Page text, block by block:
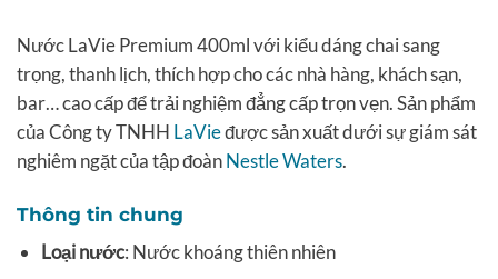
Nước LaVie Premium 400ml với kiểu dáng chai sang
trọng, thanh lịch, thích hợp cho các nhà hàng, khách sạn,
bar… cao cấp để trải nghiệm đẳng cấp trọn vẹn. Sản phẩm
của Công ty TNHH LaVieđược sản xuất dưới sự giám sát
nghiêm ngặt của tập đoànNestle Waters.
Thông tin chung
Loại nước: Nước khoáng thiên nhiên